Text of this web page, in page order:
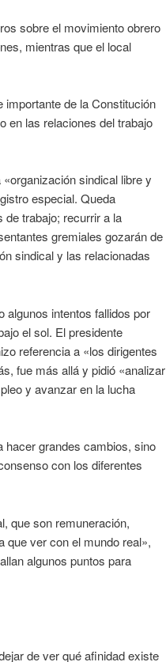
sobre el movimiento obrero
mientras que el local
de la Constitución
en las relaciones del trabajo
sindical libre y
especial. Queda
trabajo; recurrir a la
gremiales gozarán de
sindical y las relacionadas
algunos intentos fallidos por
el sol. El presidente
referencia a «los dirigentes
fue más allá y pidió «analizar
y avanzar en la lucha
hacer grandes cambios, sino
con los diferentes
que son remuneración,
que ver con el mundo real»,
algunos puntos para
de ver qué afinidad existe